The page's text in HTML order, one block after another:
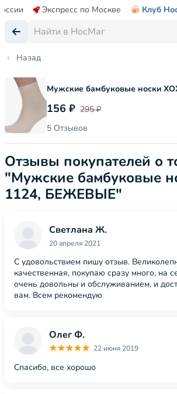
Экспресс по Москве Клуб
Назад
Мужские бамбуковые носки
156 ₽ 295 ₽
5 Отзывов
Отзывы покупателей о
"Мужские бамбуковые
1124, БЕЖЕВЫЕ"
Светлана Ж.
20 апреля 2021
С удовольствием пишу отзыв.
качественная, покупаю сразу много, на
очень довольны и обслуживанием, и
вам. Всем рекомендую
Олег Ф.
22 июня 2019
Спасибо, все хорошо